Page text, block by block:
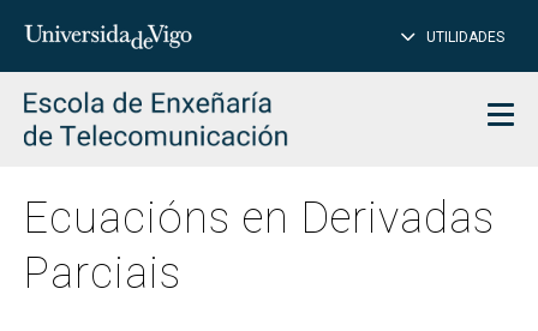
Introduce
para
buscar
UTILIDADES
Ecuacións en Derivadas
Parciais